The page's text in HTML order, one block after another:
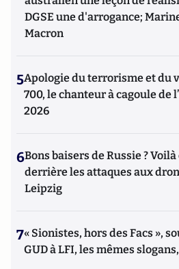
DGSE une d'arrogance;
Macron
5Apologie du terrorisme et du
700, le chanteur à cagoule de
2026
6Bons baisers de Russie ?
derrière les attaques aux
Leipzig
7« Sionistes, hors des Facs »,
GUD à LFI, les mêmes